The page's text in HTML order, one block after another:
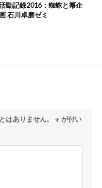
動記録2016：蜘蛛と箒企
石川卓磨ゼミ
はありません。
※が付い